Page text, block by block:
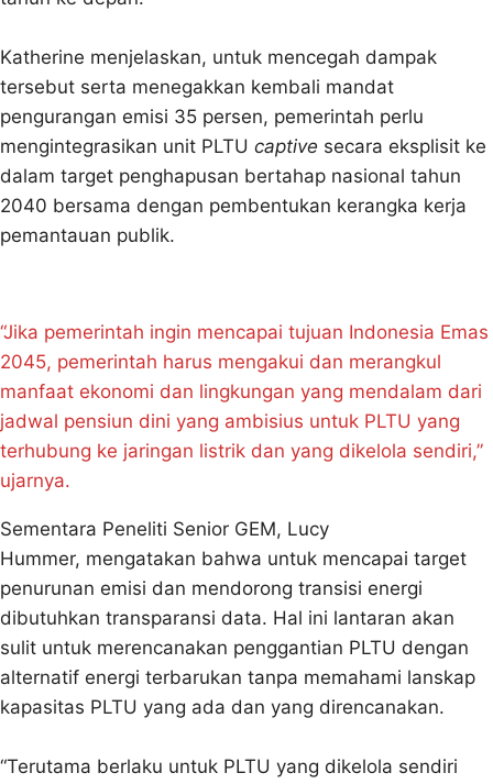
Katherine menjelaskan, untuk mencegah dampak
tersebut serta menegakkan kembali mandat
pengurangan emisi 35 persen, pemerintah perlu
mengintegrasikan unit PLTU captive secara eksplisit ke
dalam target penghapusan bertahap nasional tahun
2040 bersama dengan pembentukan kerangka kerja
pemantauan publik.
“Jika pemerintah ingin mencapai tujuan Indonesia Emas
2045, pemerintah harus mengakui dan merangkul
manfaat ekonomi dan lingkungan yang mendalam dari
jadwal pensiun dini yang ambisius untuk PLTU yang
terhubung ke jaringan listrik dan yang dikelola sendiri,”
ujarnya.
Sementara Peneliti Senior GEM, Lucy
Hummer, mengatakan bahwa untuk mencapai target
penurunan emisi dan mendorong transisi energi
dibutuhkan transparansi data. Hal ini lantaran akan
sulit untuk merencanakan penggantian PLTU dengan
alternatif energi terbarukan tanpa memahami lanskap
kapasitas PLTU yang ada dan yang direncanakan.
“Terutama berlaku untuk PLTU yang dikelola sendiri